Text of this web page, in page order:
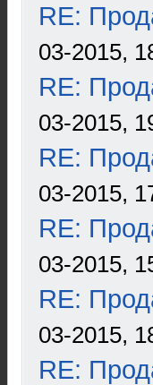
RE:
03-2015,
RE:
03-2015,
RE:
03-2015,
RE:
03-2015,
RE:
03-2015,
RE: